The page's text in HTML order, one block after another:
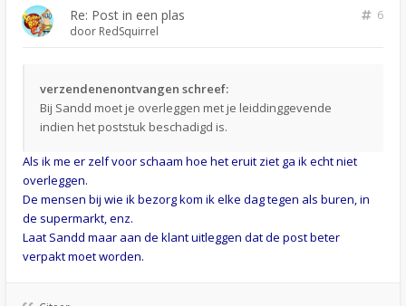
Re: Post in een plas
6
door RedSquirrel
verzendenenontvangen schreef:
Bij Sandd moet je overleggen met je leiddinggevende
indien het poststuk beschadigd is.
Als ik me er zelf voor schaam hoe het eruit ziet ga ik echt niet
overleggen.
De mensen bij wie ik bezorg kom ik elke dag tegen als buren, in
de supermarkt, enz.
Laat Sandd maar aan de klant uitleggen dat de post beter
verpakt moet worden.